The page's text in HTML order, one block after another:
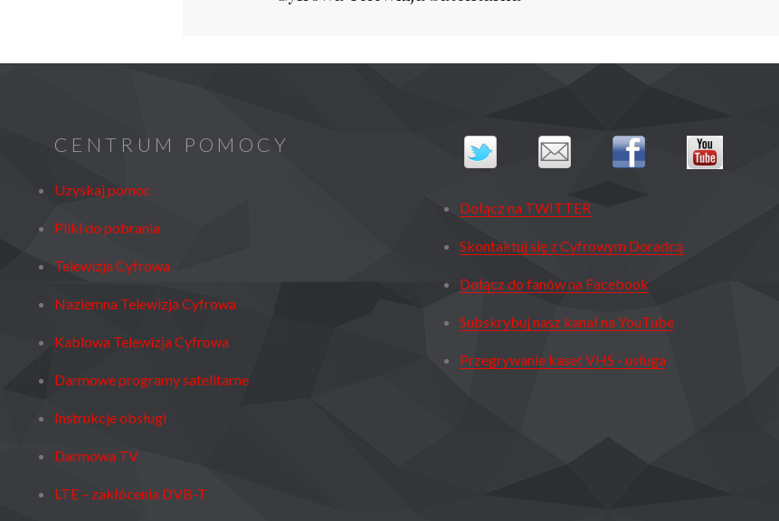
CENTRUM POMOCY
Uzyskaj pomoc
Pliki do pobrania
Telewizja Cyfrowa
Naziemna Telewizja Cyfrowa
Kablowa Telewizja Cyfrowa
Darmowe programy satelitarne
Instrukcje obsługi
Darmowa TV
LTE – zakłócenia DVB-T
Dołącz na TWITTER
Skontaktuj się z Cyfrowym Doradcą
Dołącz do fanów na Facebook
Subskrybuj nasz kanał na YouTube
Przegrywanie kaset VHS - usługa